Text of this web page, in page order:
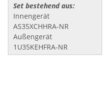
Set bestehend aus:
Innengerät
AS35XCHHRA-NR
Außengerät
1U35KEHFRA-NR